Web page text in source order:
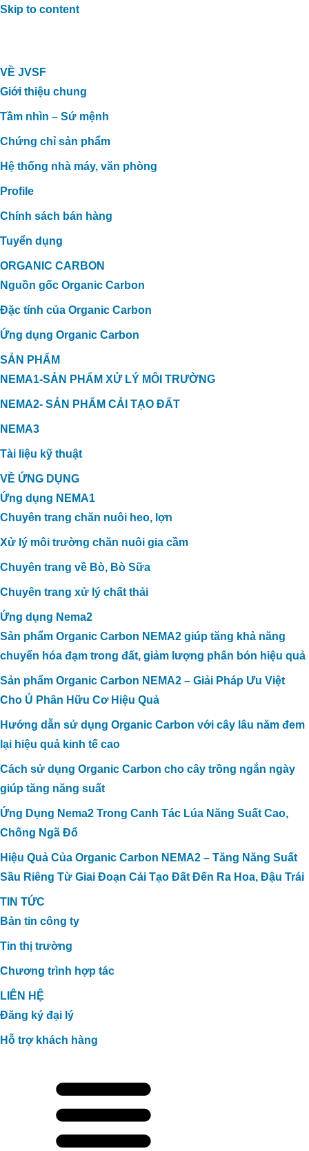
Skip to content
VỀ JVSF
Giới thiệu chung
Tầm nhìn – Sứ mệnh
Chứng chỉ sản phẩm
Hệ thống nhà máy, văn phòng
Profile
Chính sách bán hàng
Tuyển dụng
ORGANIC CARBON
Nguồn gốc Organic Carbon
Đặc tính của Organic Carbon
Ứng dụng Organic Carbon
SẢN PHẨM
NEMA1-SẢN PHẨM XỬ LÝ MÔI TRƯỜNG
NEMA2- SẢN PHẨM CẢI TẠO ĐẤT
NEMA3
Tài liệu kỹ thuật
VỀ ỨNG DỤNG
Ứng dụng NEMA1
Chuyên trang chăn nuôi heo, lợn
Xử lý môi trường chăn nuôi gia cầm
Chuyên trang về Bò, Bò Sữa
Chuyên trang xử lý chất thải
Ứng dụng Nema2
Sản phẩm Organic Carbon NEMA2 giúp tăng khả năng
chuyển hóa đạm trong đất, giảm lượng phân bón hiệu quả
Sản phẩm Organic Carbon NEMA2 – Giải Pháp Ưu Việt
Cho Ủ Phân Hữu Cơ Hiệu Quả
Hướng dẫn sử dụng Organic Carbon với cây lâu năm đem
lại hiệu quả kinh tế cao
Cách sử dụng Organic Carbon cho cây trồng ngắn ngày
giúp tăng năng suất
Ứng Dụng Nema2 Trong Canh Tác Lúa Năng Suất Cao,
Chống Ngã Đổ
Hiệu Quả Của Organic Carbon NEMA2 – Tăng Năng Suất
Sầu Riêng Từ Giai Đoạn Cải Tạo Đất Đến Ra Hoa, Đậu Trái
TIN TỨC
Bản tin công ty
Tin thị trường
Chương trình hợp tác
LIÊN HỆ
Đăng ký đại lý
Hỗ trợ khách hàng